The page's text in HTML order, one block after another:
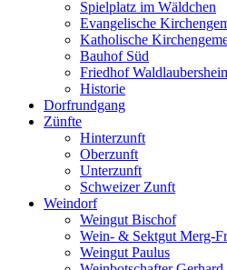
Spielplatz im Wäldchen
Evangelische
Katholische
Bauhof Süd
Friedhof
Historie
Dorfrundgang
Zünfte
Hinterzunft
Oberzunft
Unterzunft
Schweizer Zunft
Weindorf
Weingut Bischof
Wein- & Sektgut Merg-
Weingut Paulus